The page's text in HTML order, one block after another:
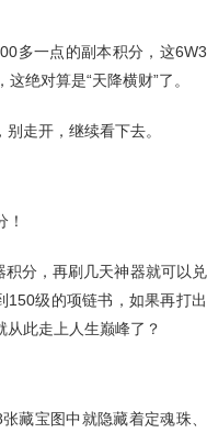
多一点的副本积分，这6W3
绝对算是“天降横财”了。
走开，继续看下去。
分，再刷几天神器就可以兑
级的项链书，如果再打出
此走上人生巅峰了？
藏宝图中就隐藏着定魂珠、